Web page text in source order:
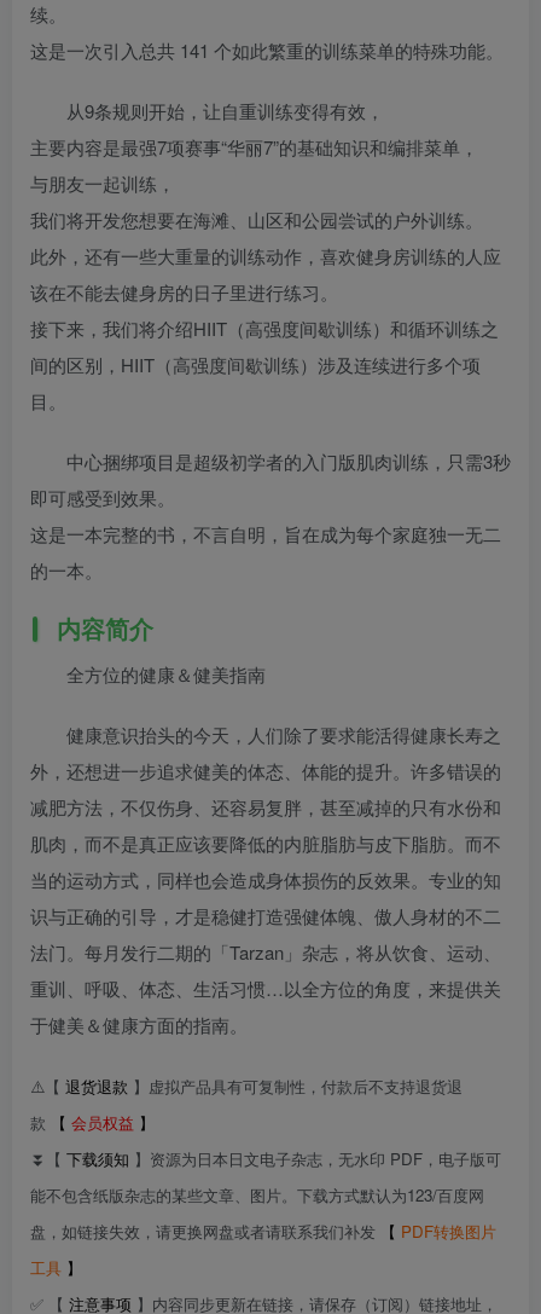
续。
这是一次引入总共 141 个如此繁重的训练菜单的特殊功能。
从9条规则开始，让自重训练变得有效，
主要内容是最强7项赛事“华丽7”的基础知识和编排菜单，
与朋友一起训练，
我们将开发您想要在海滩、山区和公园尝试的户外训练。
此外，还有一些大重量的训练动作，喜欢健身房训练的人应
该在不能去健身房的日子里进行练习。
接下来，我们将介绍HIIT（高强度间歇训练）和循环训练之
间的区别，HIIT（高强度间歇训练）涉及连续进行多个项
目。
中心捆绑项目是超级初学者的入门版肌肉训练，只需3秒
即可感受到效果。
这是一本完整的书，不言自明，旨在成为每个家庭独一无二
的一本。
内容简介
全方位的健康＆健美指南
健康意识抬头的今天，人们除了要求能活得健康长寿之
外，还想进一步追求健美的体态、体能的提升。许多错误的
减肥方法，不仅伤身、还容易复胖，甚至减掉的只有水份和
肌肉，而不是真正应该要降低的内脏脂肪与皮下脂肪。而不
当的运动方式，同样也会造成身体损伤的反效果。专业的知
识与正确的引导，才是稳健打造强健体魄、傲人身材的不二
法门。每月发行二期的「Tarzan」杂志，将从饮食、运动、
重训、呼吸、体态、生活习惯…以全方位的角度，来提供关
于健美＆健康方面的指南。
⚠️【 退货退款 】虚拟产品具有可复制性，付款后不支持退货退
款
【 会员权益 】
⏬【 下载须知 】资源为日本日文电子杂志，无水印 PDF，电子版可
能不包含纸版杂志的某些文章、图片。下载方式默认为123/百度网
盘，如链接失效，请更换网盘或者请联系我们补发
【 PDF转换图片
工具 】
✅ 【 注意事项 】内容同步更新在链接，请保存（订阅）链接地址，